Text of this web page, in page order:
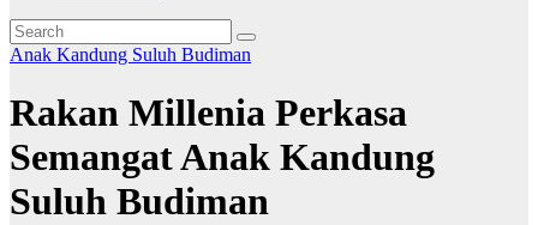
Anak Kandung Suluh Budiman
Rakan Millenia Perkasa
Semangat Anak Kandung
Suluh Budiman